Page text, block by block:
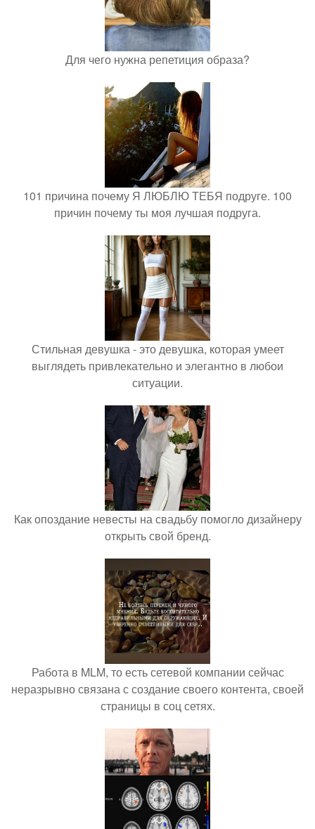
Для чего нужна репетиция образа?
101 причина почему Я ЛЮБЛЮ ТЕБЯ подруге. 100
причин почему ты моя лучшая подруга.
Стильная девушка - это девушка, которая умеет
выглядеть привлекательно и элегантно в любои
ситуации.
Как опоздание невесты на свадьбу помогло дизайнеру
открыть свой бренд.
Работа в MLM, то есть сетевой компании сейчас
неразрывно связана с создание своего контента, своей
страницы в соц сетях.